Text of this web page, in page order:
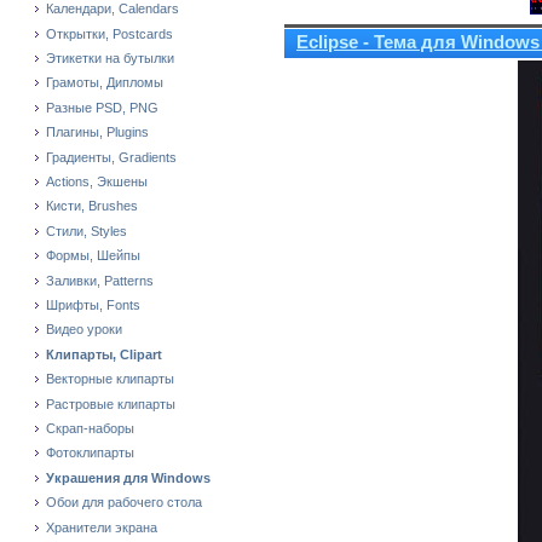
Календари, Calendars
Открытки, Postcards
Этикетки на бутылки
Грамоты, Дипломы
Разные PSD, PNG
Плагины, Plugins
Градиенты, Gradients
Actions, Экшены
Кисти, Brushes
Стили, Styles
Формы, Шейпы
Заливки, Patterns
Шрифты, Fonts
Видео уроки
Клипарты, Clipart
Векторные клипарты
Растровые клипарты
Скрап-наборы
Фотоклипарты
Украшения для Windows
Обои для рабочего стола
Хранители экрана
Eclipse - Тема для Windows